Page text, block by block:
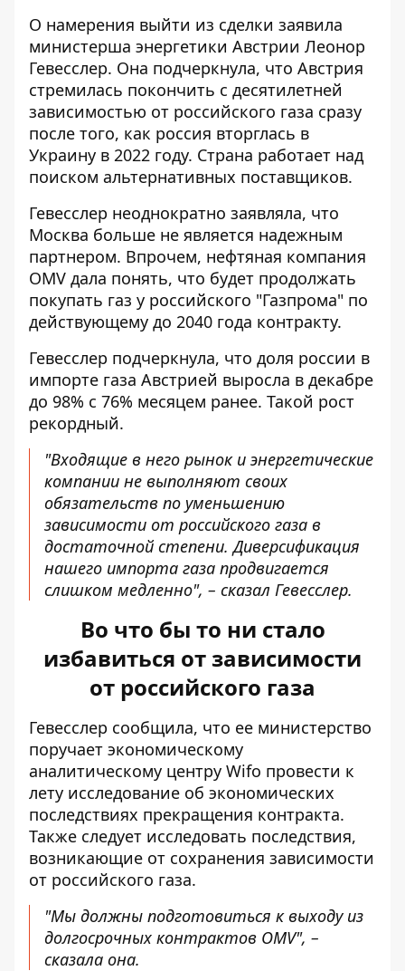
О намерения выйти из сделки заявила
министерша энергетики Австрии Леонор
Гевесслер. Она подчеркнула, что Австрия
стремилась покончить с десятилетней
зависимостью от российского газа сразу
после того, как россия вторглась в
Украину в 2022 году. Страна работает над
поиском альтернативных поставщиков.
Гевесслер неоднократно заявляла, что
Москва больше не является надежным
партнером. Впрочем, нефтяная компания
OMV дала понять, что будет продолжать
покупать газ у российского "Газпрома" по
действующему до 2040 года контракту.
Гевесслер подчеркнула, что доля россии в
импорте газа Австрией выросла в декабре
до 98% с 76% месяцем ранее. Такой рост
рекордный.
"Входящие в него рынок и энергетические
компании не выполняют своих
обязательств по уменьшению
зависимости от российского газа в
достаточной степени. Диверсификация
нашего импорта газа продвигается
слишком медленно", – сказал Гевесслер.
Во что бы то ни стало
избавиться от зависимости
от российского газа
Гевесслер сообщила, что ее министерство
поручает экономическому
аналитическому центру Wifo провести к
лету исследование об экономических
последствиях прекращения контракта.
Также следует исследовать последствия,
возникающие от сохранения зависимости
от российского газа.
"Мы должны подготовиться к выходу из
долгосрочных контрактов OMV", –
сказала она.